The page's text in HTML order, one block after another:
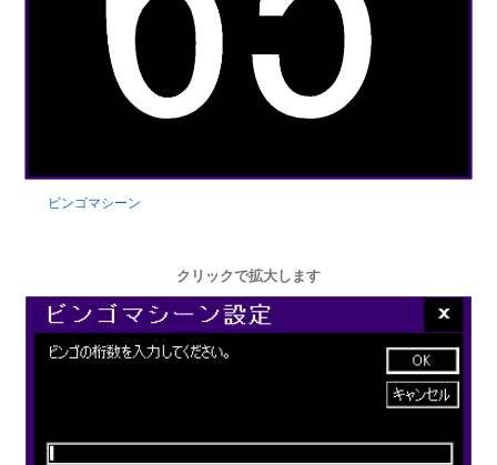
ビンゴマシーン
クリックで拡大します